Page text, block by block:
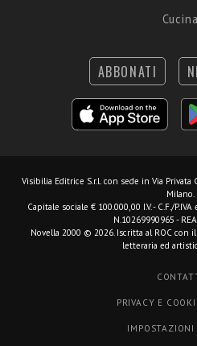
Cucina
ABBONATI
Visibilia Editrice S.r.l. con sede in Via Privata
Milano.
Capitale sociale € 100.000,00 I.V. - C.F./
N.10269990965 -
Novella 2000 © 2026. Iscritta al ROC
letteraria ed
PRIVACY E
IMPOSTAZIONI